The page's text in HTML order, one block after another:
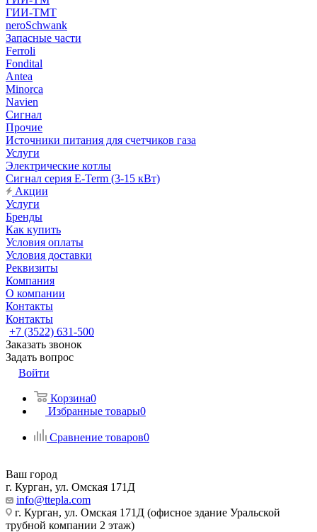
ГИИ-ТМТ
neroSchwank
Запасные части
Ferroli
Fondital
Antea
Minorca
Navien
Сигнал
Прочие
Источники питания для счетчиков газа
Услуги
Электрические котлы
Сигнал серия E-Term (3-15 кВт)
Акции
Услуги
Бренды
Как купить
Условия оплаты
Условия доставки
Реквизиты
Компания
О компании
Контакты
Контакты
+7 (3522) 631-500
Заказать звонок
Задать вопрос
Войти
Корзина0
Избранные товары0
Сравнение товаров0
Ваш город
г. Курган, ул. Омская 171Д
info@ttepla.com
г. Курган, ул. Омская 171Д (офисное здание Уральской
трубной компании 2 этаж)